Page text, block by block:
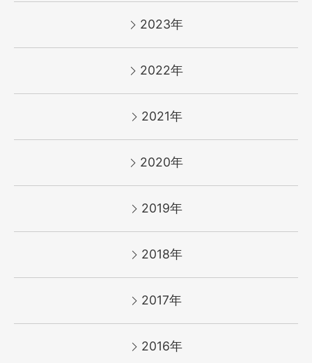
2023年
2022年
2021年
2020年
2019年
2018年
2017年
2016年